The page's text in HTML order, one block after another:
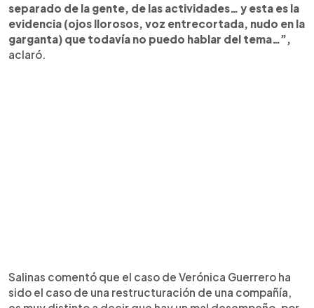
separado de la gente, de las actividades… y esta es la
evidencia (ojos llorosos, voz entrecortada, nudo en la
garganta) que todavía no puedo hablar del tema…”,
aclaró.
Salinas comentó que el caso de Verónica Guerrero ha
sido el caso de una restructuración de una compañía,